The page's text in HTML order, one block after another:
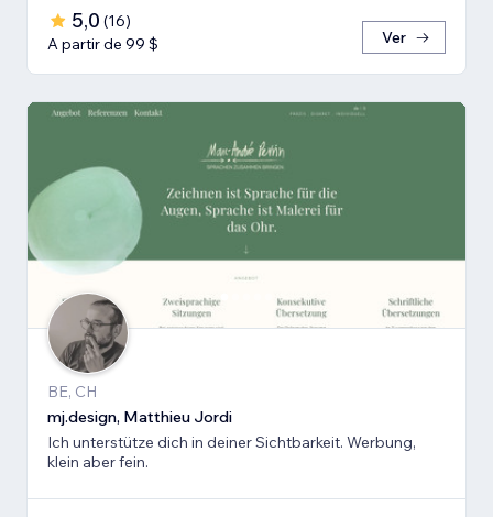
5,0 (16)
A partir de 99 $
Ver
BE, CH
mj.design, Matthieu Jordi
Ich unterstütze dich in deiner Sichtbarkeit. Werbung,
klein aber fein.